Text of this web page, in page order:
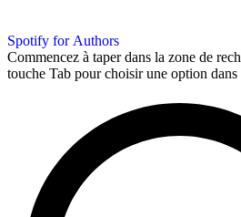
Spotify for Authors
Commencez à taper dans la zone de
touche Tab pour choisir une option dans